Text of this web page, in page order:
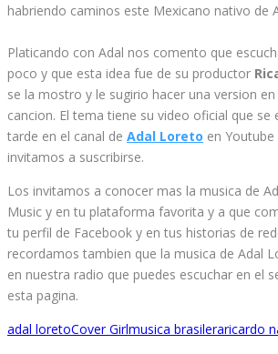
habriendo caminos este Mexicano nativo de
Platicando con Adal nos comento que
poco y que esta idea fue de su productor
se la mostro y le sugirio hacer una version
cancion. El tema tiene su video oficial que se
tarde en el canal de Adal Loreto en
invitamos a suscribirse.
Los invitamos a conocer mas la musica de
Music y en tu plataforma favorita y a que
tu perfil de Facebook y en tus historias de
recordamos tambien que la musica de Adal
en nuestra radio que puedes escuchar en el
esta pagina.
adal loretoCover Girlmusica brasileraricardo